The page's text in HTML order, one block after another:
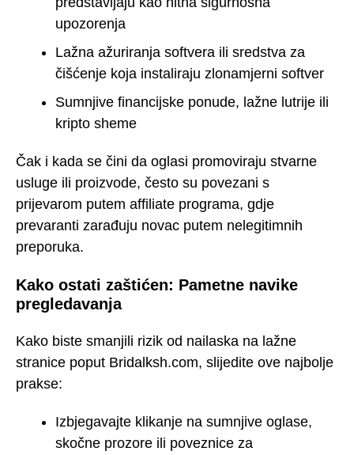
upozorenja
Lažna ažuriranja softvera ili sredstva za
čišćenje koja instaliraju zlonamjerni softver
Sumnjive financijske ponude, lažne lutrije ili
kripto sheme
Čak i kada se čini da oglasi promoviraju stvarne
usluge ili proizvode, često su povezani s
prijevarom putem affiliate programa, gdje
prevaranti zarađuju novac putem nelegitimnih
preporuka.
Kako ostati zaštićen: Pametne navike
pregledavanja
Kako biste smanjili rizik od nailaska na lažne
stranice poput Bridalksh.com, slijedite ove najbolje
prakse:
Izbjegavajte klikanje na sumnjive oglase,
skočne prozore ili poveznice za